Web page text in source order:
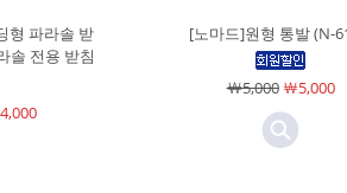
형 파라솔 받
솔 전용 받침
[노마드]원형 통발 (N-
￦5,000￦5,000